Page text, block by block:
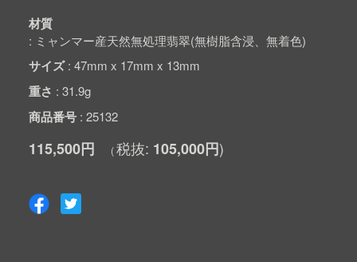
材質
ミャンマー産天然無処理翡翠(無樹脂含浸、無着色)
サイズ 47mm x 17mm x 13mm
重さ 31.9g
商品番号 25132
115,500円 105,000円